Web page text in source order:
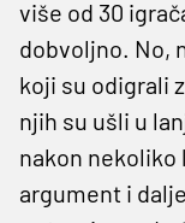
više od 30
dobvoljno. No,
koji su odigrali
njih su ušli u
nakon
argument i